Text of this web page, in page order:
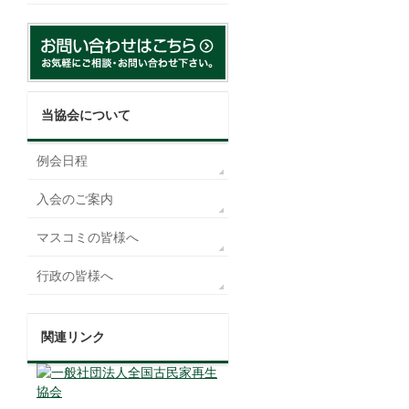
当協会について
例会日程
入会のご案内
マスコミの皆様へ
行政の皆様へ
関連リンク